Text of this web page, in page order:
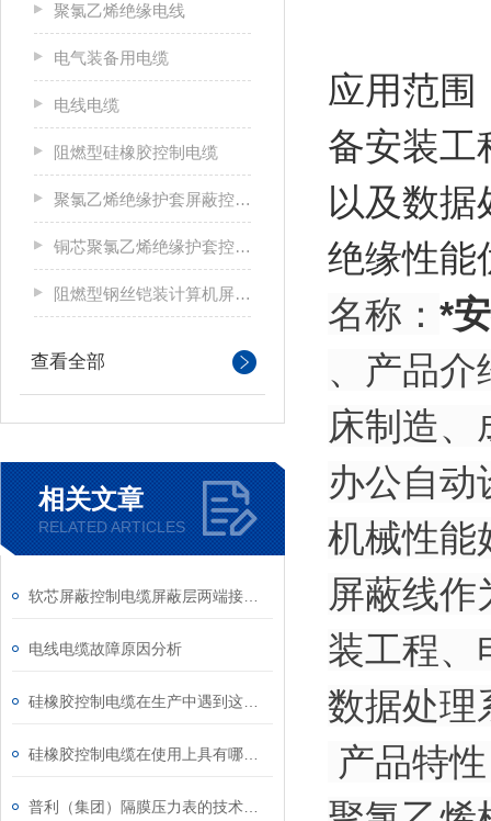
聚氯乙烯绝缘电线
电气装备用电缆
电线电缆
阻燃型硅橡胶控制电缆
聚氯乙烯绝缘护套屏蔽控制电缆
铜芯聚氯乙烯绝缘护套控制电缆
阻燃型钢丝铠装计算机屏蔽电缆
查看全部
相关文章
RELATED ARTICLES
电线电缆故障原因分析
应用范围
备安装工
以及数
绝缘性能
名称： *
、产品介
床制造
办公自动
机械性能
屏蔽线作
装工程、
数据处
产品特